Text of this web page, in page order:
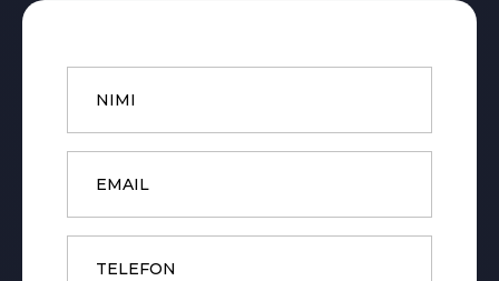
Name
Email
Phone